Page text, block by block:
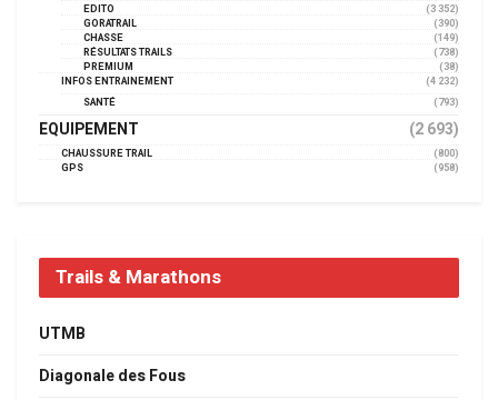
EDITO
(3 352)
GORATRAIL
(390)
CHASSE
(149)
RÉSULTATS TRAILS
(738)
PREMIUM
(38)
INFOS ENTRAINEMENT
(4 232)
SANTÉ
(793)
EQUIPEMENT (2 693)
CHAUSSURE TRAIL
(800)
GPS
(958)
Trails & Marathons
UTMB
Diagonale des Fous